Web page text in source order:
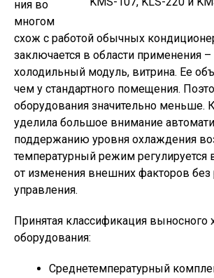
ния во
многом
схож с работой обычных
заключается в области применения
холодильный модуль, витрина. Ее
чем у стандартного помещения.
оборудования значительно меньше.
уделила большое внимание
поддержанию уровня охлаждения
температурный режим регулируется
от изменения внешних факторов без
управления.
Принятая классификация выносного
оборудования:
Среднетемпературный